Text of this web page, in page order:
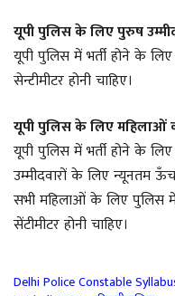
यूपी पुलिस के लिए पुरुष
यूपी पुलिस में भर्ती होने के
सेन्टीमीटर होनी चाहिए।
यूपी पुलिस के लिए महिलाओं
यूपी पुलिस में भर्ती होने के
उम्मीदवारों के लिए न्यूनतम
सभी महिलाओं के लिए पुलिस
सेंटीमीटर होनी चाहिए।
Delhi Police Constable